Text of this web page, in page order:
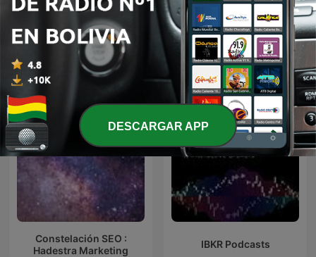
Radios in Action Dormir Mejor
Constelación SEO :
Hadestra Marketing
IBKR Podcasts
DESCARGAR APP